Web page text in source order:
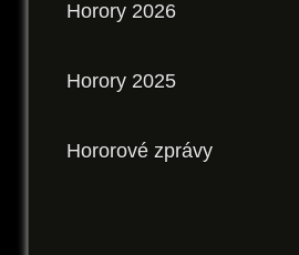
Horory 2026
Horory 2025
Hororové zprávy